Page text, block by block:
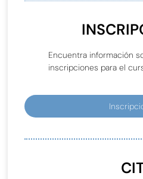
Encuentra información
inscripciones para el